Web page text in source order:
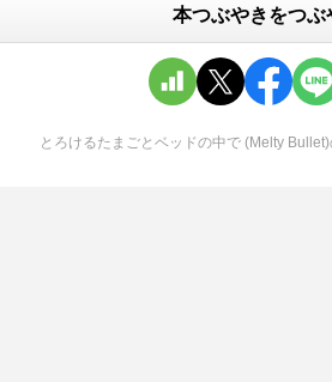
本つぶやきをつぶ
とろけるたまごとベッドの中で (Melty Bullet)